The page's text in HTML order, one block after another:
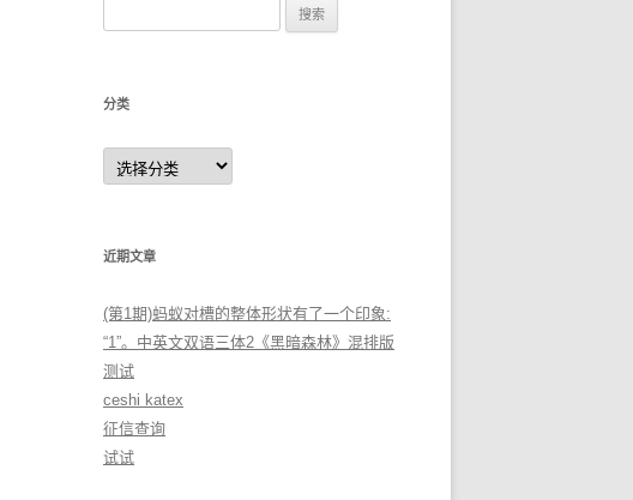
分类
分
类
近期文章
(第1期)蚂蚁对槽的整体形状有了一个印象:
“1”。中英文双语三体2《黑暗森林》混排版
测试
ceshi katex
征信查询
试试